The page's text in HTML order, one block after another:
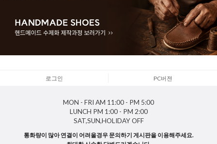
로그인 PC버젼
MON - FRI AM 11:00 - PM 5:00
LUNCH PM 1:00 - PM 2:00
SAT,SUN,HOLIDAYOFF
통화량이 많아 연결이 어려울경우 문의하기 게시판을 이용해주세요.